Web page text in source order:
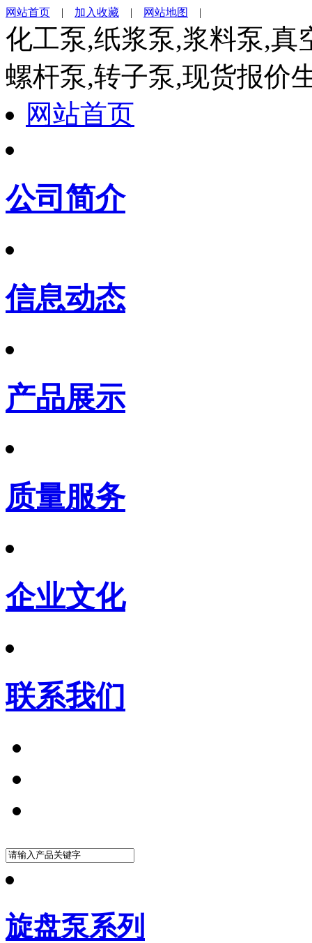
网站首页 | 加入收藏 | 网站地图 |
化工泵,纸浆泵,浆料泵,真
螺杆泵,转子泵,现货报价
网站首页
公司简介
信息动态
产品展示
质量服务
企业文化
联系我们
旋盘泵系列